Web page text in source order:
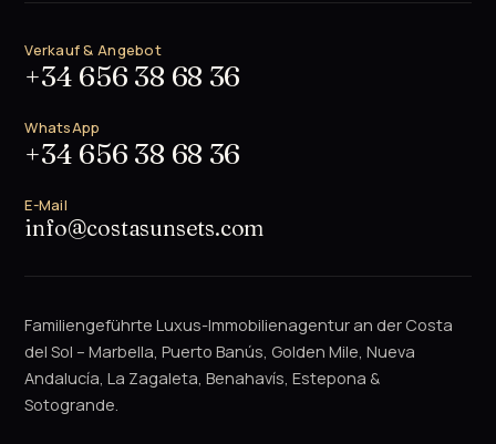
Verkauf & Angebot
+34 656 38 68 36
WhatsApp
+34 656 38 68 36
E-Mail
info@costasunsets.com
Familiengeführte Luxus-Immobilienagentur an der Costa
del Sol – Marbella, Puerto Banús, Golden Mile, Nueva
Andalucía, La Zagaleta, Benahavís, Estepona &
Sotogrande.